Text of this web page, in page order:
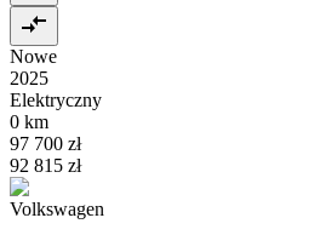
Nowe
2025
Elektryczny
0 km
97 700 zł
92 815 zł
Volkswagen